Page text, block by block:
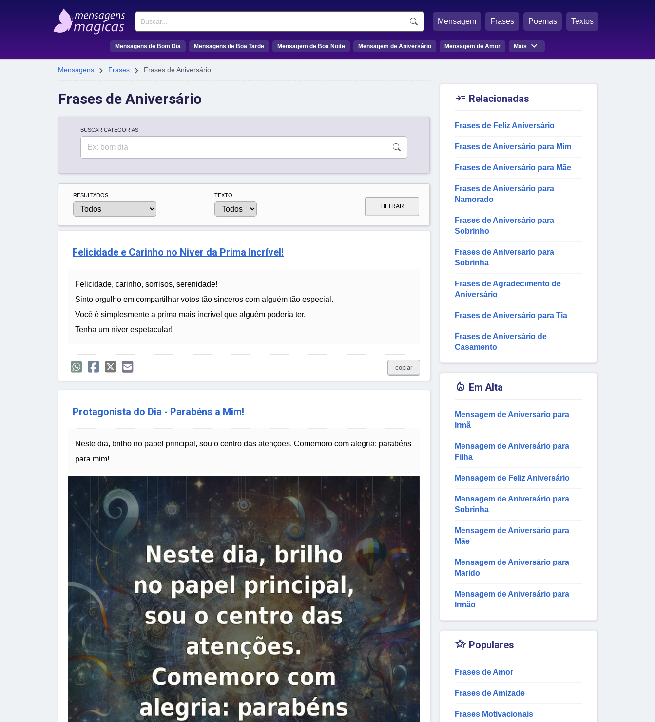
Buscar Mensagem Frases Poemas Textos
Mensagens de Bom Dia Mensagens de Boa Tarde Mensagem de Boa Noite Mensagem de Aniversário Mensagem de Amor Mais 
Mensagens  Frases  Frases de Aniversário
Frases de Aniversário
BUSCAR CATEGORIAS
RESULTADOS TEXTO
FILTRAR
Felicidade e Carinho no Niver da Prima Incrível!
Felicidade, carinho, sorrisos, serenidade!
Sinto orgulho em compartilhar votos tão sinceros com alguém tão especial.
Você é simplesmente a prima mais incrível que alguém poderia ter.
Tenha um niver espetacular!
copiar
Protagonista do Dia - Parabéns a Mim!
Neste dia, brilho no papel principal, sou o centro das atenções. Comemoro com alegria: parabéns
para mim!
 Relacionadas
Frases de Feliz Aniversário
Frases de Aniversário para Mim
Frases de Aniversário para Mãe
Frases de Aniversário para
Namorado
Frases de Aniversário para
Sobrinho
Frases de Aniversario para
Sobrinha
Frases de Agradecimento de
Aniversário
Frases de Aniversário para Tia
Frases de Aniversário de
Casamento
 Em Alta
Mensagem de Aniversário para
Irmã
Mensagem de Aniversário para
Filha
Mensagem de Feliz Aniversário
Mensagem de Aniversário para
Sobrinha
Mensagem de Aniversário para
Mãe
Mensagem de Aniversário para
Marido
Mensagem de Aniversário para
Irmão
 Populares
Frases de Amor
Frases de Amizade
Frases Motivacionais